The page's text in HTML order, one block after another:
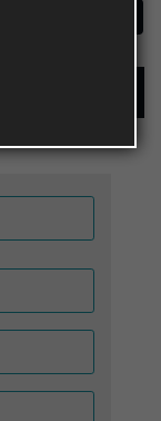
sul sito